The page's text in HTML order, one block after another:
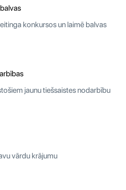
konkursos un laimē balvas
jaunu tiešsaistes nodarbību
vārdu krājumu